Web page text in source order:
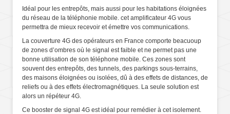
Idéal pour les entrepôts, mais aussi pour les habitations éloignées
du réseau de la téléphonie mobile. cet amplificateur 4G vous
permettra de mieux recevoir et émettre vos communications.
La couverture 4G des opérateurs en France comporte beacuoup
de zones d’ombres où le signal est faible et ne permet pas une
bonne utilisation de son téléphone mobile. Ces zones sont
souvent des entrepôts, des tunnels, des parkings sous-terrains,
des maisons éloignées ou isolées, dû à des effets de distances, de
reliefs ou à des effets électromagnétiques. La seule solution est
alors un répéteur 4G.
Ce booster de signal 4G est idéal pour remédier à cet isolement.